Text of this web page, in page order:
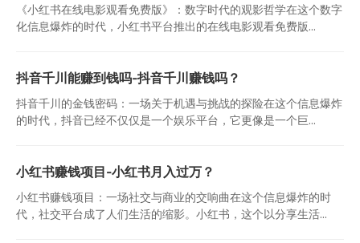
《小红书在线电影观看免费版》：数字时代的观影哲学在这个数字
化信息爆炸的时代，小红书平台推出的在线电影观看免费版...
抖音千川能赚到钱吗-抖音千川赚钱吗？
抖音千川的金钱密码：一场关于机遇与挑战的探险在这个信息爆炸
的时代，抖音已经不仅仅是一个娱乐平台，它更像是一个巨...
小红书赚钱项目-小红书月入过万？
小红书赚钱项目：一场社交与商业的交响曲在这个信息爆炸的时
代，社交平台成了人们生活的缩影。小红书，这个以分享生活...